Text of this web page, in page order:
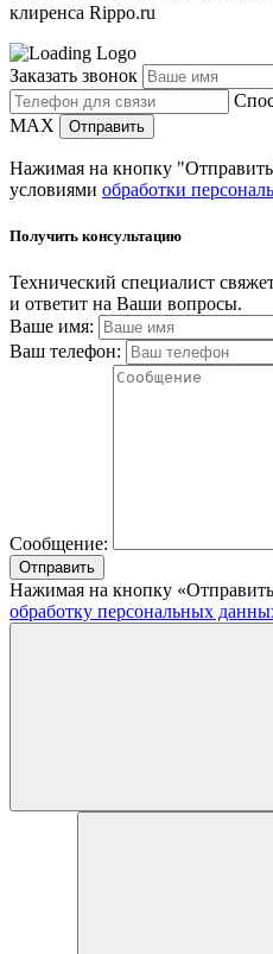
клиренса Rippo.ru
Заказать звонок
MAX
Отправить
Нажимая на кнопку
условиями обработки
Получить консультацию
Технический специалист
и ответит на Ваши вопросы.
Ваше имя:
Ваш телефон:
Сообщение:
Отправить
Нажимая на кнопку
обработку персональных